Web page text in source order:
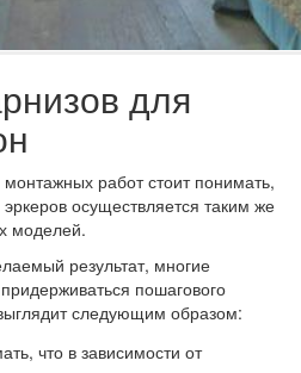
для
работ стоит понимать,
осуществляется таким же
моделей.
результат, многие
пошагового
следующим образом:
что в зависимости от